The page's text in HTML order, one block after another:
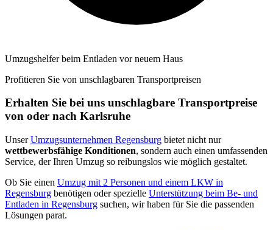
Umzugshelfer beim Entladen vor neuem Haus
Profitieren Sie von unschlagbaren Transportpreisen
Erhalten Sie bei uns unschlagbare Transportpreise
von oder nach Karlsruhe
UnserUmzugsunternehmen Regensburg bietet nicht nur
wettbewerbsfähige Konditionen, sondern auch einen umfassenden
Service, der Ihren Umzug so reibungslos wie möglich gestaltet.
Ob Sie einen Umzug mit 2 Personen und einem LKW in
Regensburg benötigen oder spezielle Unterstützung beim Be- und
Entladen in Regensburg suchen, wir haben für Sie die passenden
Lösungen parat.